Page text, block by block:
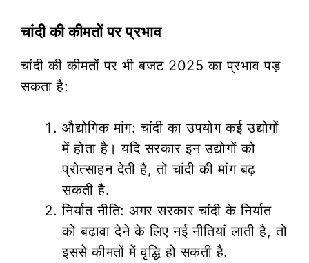
चांदी की कीमतों पर प्रभाव
चांदी की कीमतों पर भी बजट 2025 का प्रभाव पड़
सकता है:
औद्योगिक मांग: चांदी का उपयोग कई उद्योगों
में होता है। यदि सरकार इन उद्योगों को
प्रोत्साहन देती है, तो चांदी की मांग बढ़
सकती है.
निर्यात नीति: अगर सरकार चांदी के निर्यात
को बढ़ावा देने के लिए नई नीतियां लाती है, तो
इससे कीमतों में वृद्धि हो सकती है.